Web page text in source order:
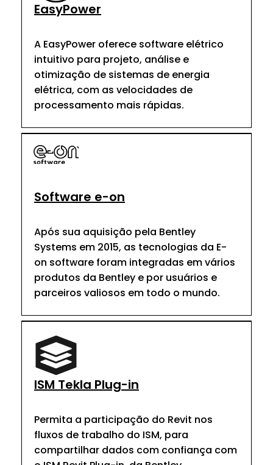
EasyPower
A EasyPower oferece software elétrico
intuitivo para projeto, análise e
otimização de sistemas de energia
elétrica, com as velocidades de
processamento mais rápidas.
Software e-on
Após sua aquisição pela Bentley
Systems em 2015, as tecnologias da E-
on software foram integradas em vários
produtos da Bentley e por usuários e
parceiros valiosos em todo o mundo.
ISM Tekla Plug-in
Permita a participação do Revit nos
fluxos de trabalho do ISM, para
compartilhar dados com confiança com